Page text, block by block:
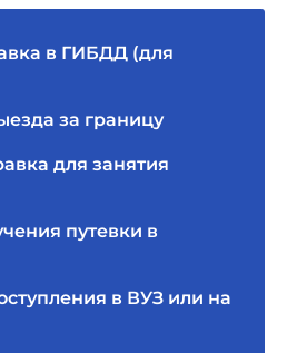
в ГИБДД (для
за границу
для занятия
путевки в
в ВУЗ или на